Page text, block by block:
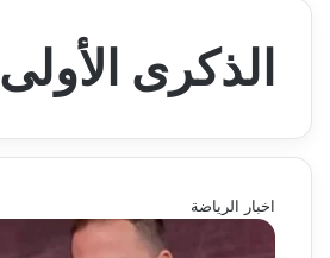
الذكرى الأولى
اخبار الرياضة